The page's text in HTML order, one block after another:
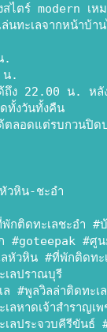
ตร์ modern เหม
นทะเลจากหน้าบ้า
.
น.
ด้ถึง 22.00 น. หลั
ทั้งวันทั้งคืน
ตลอดแต่รบกวนปิ
วหิน-ชะอำ
กติดทะเลชะอำ #
#goteepak #ศูน
หัวหิน #ที่พักติดท
เลปราณบุรี
#พูลวิลล่าติดทะ
ลหาดเจ้าสำราญเ
เลประจวบคีรีขัน